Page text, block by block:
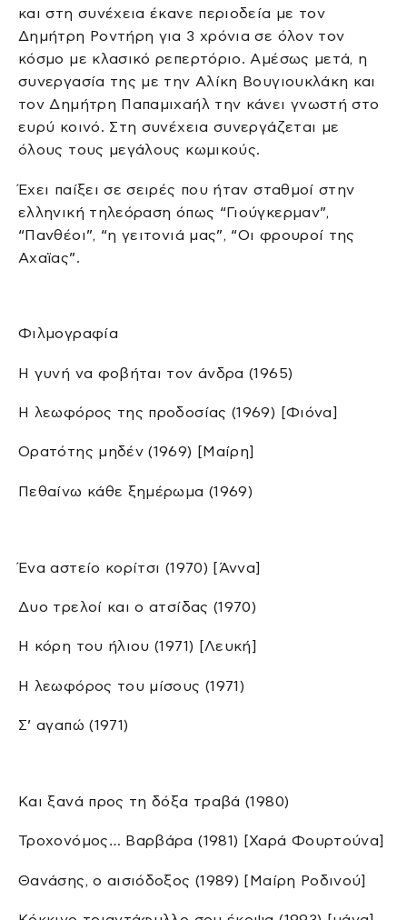
και στη συνέχεια έκανε περιοδεία με τον
Δημήτρη Ροντήρη για 3 χρόνια σε όλον τον
κόσμο με κλασικό ρεπερτόριο. Αμέσως μετά, η
συνεργασία της με την Αλίκη Βουγιουκλάκη και
τον Δημήτρη Παπαμιχαήλ την κάνει γνωστή στο
ευρύ κοινό. Στη συνέχεια συνεργάζεται με
όλους τους μεγάλους κωμικούς.
Έχει παίξει σε σειρές που ήταν σταθμοί στην
ελληνική τηλεόραση όπως “Γιούγκερμαν”,
“Πανθέοι”, “η γειτονιά μας”, “Οι φρουροί της
Αχαϊας”.
Φιλμογραφία
Η γυνή να φοβήται τον άνδρα (1965)
Η λεωφόρος της προδοσίας (1969) [Φιόνα]
Ορατότης μηδέν (1969) [Μαίρη]
Πεθαίνω κάθε ξημέρωμα (1969)
Ένα αστείο κορίτσι (1970) [Άννα]
Δυο τρελοί και ο ατσίδας (1970)
Η κόρη του ήλιου (1971) [Λευκή]
Η λεωφόρος του μίσους (1971)
Σ’ αγαπώ (1971)
Και ξανά προς τη δόξα τραβά (1980)
Τροχονόμος… Βαρβάρα (1981) [Χαρά Φουρτούνα]
Θανάσης, ο αισιόδοξος (1989) [Μαίρη Ροδινού]